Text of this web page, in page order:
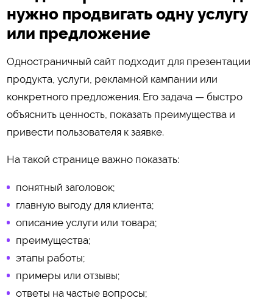
нужно продвигать одну услугу
или предложение
Одностраничный сайт подходит для презентации
продукта, услуги, рекламной кампании или
конкретного предложения. Его задача — быстро
объяснить ценность, показать преимущества и
привести пользователя к заявке.
На такой странице важно показать:
понятный заголовок;
главную выгоду для клиента;
описание услуги или товара;
преимущества;
этапы работы;
примеры или отзывы;
ответы на частые вопросы;